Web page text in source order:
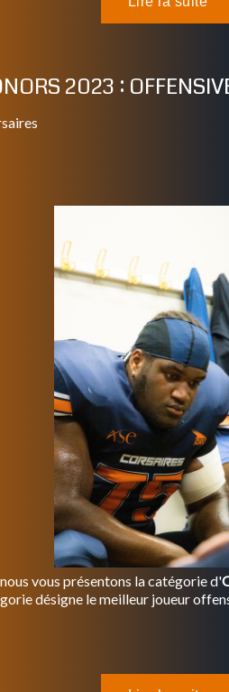
2023 :
vous présentons la catégorie d'
désigne le meilleur joueur